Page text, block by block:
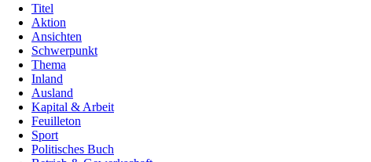
Titel
Aktion
Ansichten
Schwerpunkt
Thema
Inland
Ausland
Kapital & Arbeit
Feuilleton
Sport
Politisches Buch